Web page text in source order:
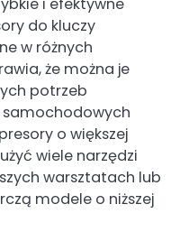
do kluczy
w różnych
że można je
potrzeb
samochodowych
o większej
wiele narzędzi
warsztatach lub
modele o niższej